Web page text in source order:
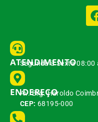
ATENDIMENTO
Segunda à Sexta 08:00
ENDEREÇO
Av. Brg. Haroldo
CEP: 68195-000